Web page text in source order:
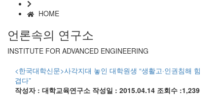
HOME
언론속의 연구소
INSTITUTE FOR ADVANCED ENGINEERING
<한국대학신문>사각지대 놓인 대학원생 “생활고·인권침해 힘
겹다”
작성자 : 대학교육연구소 작성일 : 2015.04.14 조회수 :1,239